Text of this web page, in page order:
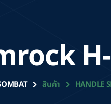
สินค้า HANDLE